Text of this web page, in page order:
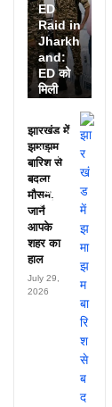
ED
Raid in
Jharkh
and:
ED को
मिली
25
अफसरों
के नाम,
हर महीने
पहुंचते थे
लाखों!
झारखंड में
झमाझम
बारिश से
बदला
मौसम,
जानें
आपके
शहर का
हाल
July 29,
2026